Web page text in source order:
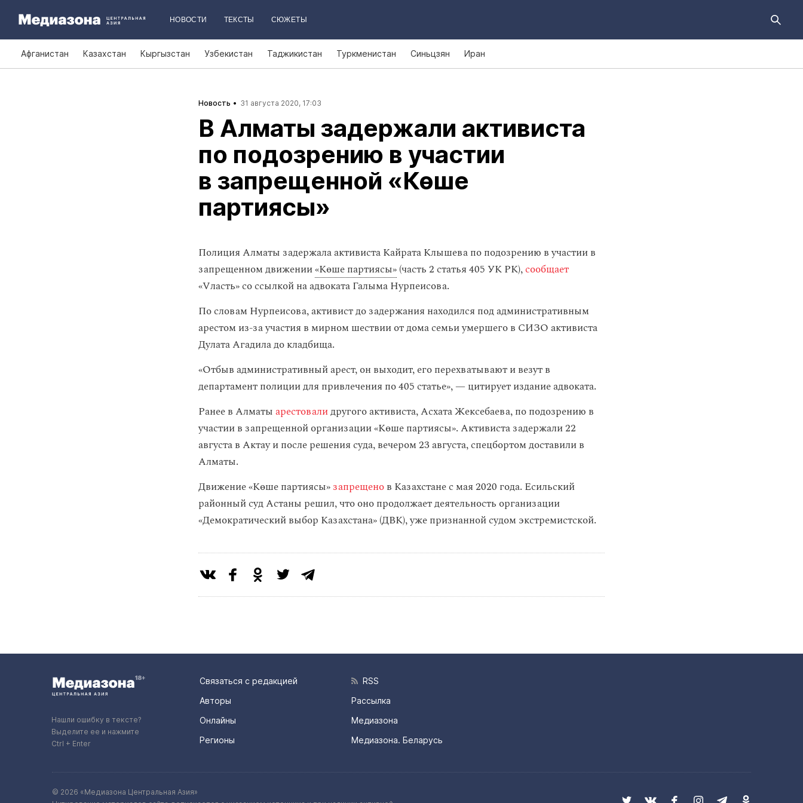
НОВОСТИ ТЕКСТЫ СЮЖЕТЫ
Афганистан Казахстан Кыргызстан Узбекистан Таджикистан Туркменистан Синьцзян Иран
Новость 31 августа 2020, 17:03
В Алматы задержали активиста
по подозрению в участии
в запрещенной «Көше
партиясы»
Полиция Алматы задержала активиста Кайрата Клышева по подозрению в участии в
запрещенном движении«Көше партиясы»(часть 2 статья 405 УК РК),сообщает
«Vласть» со ссылкой на адвоката Галыма Нурпеисова.
По словам Нурпеисова, активист до задержания находился под административным
арестом из-за участия в мирном шествии от дома семьи умершего в СИЗО активиста
Дулата Агадила до кладбища.
«Отбыв административный арест, он выходит, его перехватывают и везут в
департамент полиции для привлечения по 405 статье», — цитирует издание адвоката.
Ранее в Алматыарестовалидругого активиста, Асхата Жексебаева, по подозрению в
участии в запрещенной организации «Көше партиясы». Активиста задержали 22
августа в Актау и после решения суда, вечером 23 августа, спецбортом доставили в
Алматы.
Движение «Көше партиясы»запрещенов Казахстане с мая 2020 года. Есильский
районный суд Астаны решил, что оно продолжает деятельность организации
«Демократический выбор Казахстана» (ДВК), уже признанной судом экстремистской.
Нашли ошибку в тексте?
Выделите ее и нажмите
Ctrl + Enter
Связаться с редакцией
Авторы
Онлайны
Регионы
RSS
Рассылка
Медиазона
Медиазона. Беларусь
© 2026 «Медиазона Центральная Азия»